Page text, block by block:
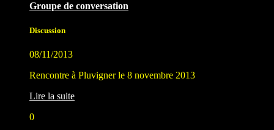
Groupe de conversation
Discussion
08/11/2013
Rencontre à Pluvigner le 8 novembre 2013
Lire la suite
0